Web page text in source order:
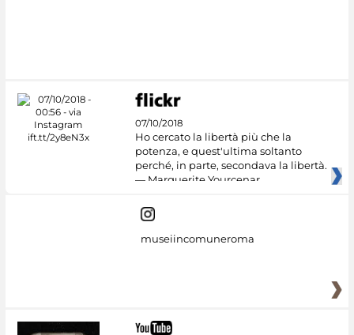
07/10/2018
Ho cercato la libertà più che la
potenza, e quest'ultima soltanto
perché, in parte, secondava la libertà.
— Marguerite Yourcenar
museiincomuneroma